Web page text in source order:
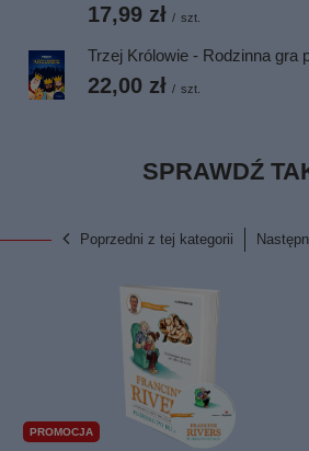
17,99 zł / szt.
Trzej Królowie - Rodzinna gra
22,00 zł / szt.
SPRAWDŹ
Poprzedni z tej kategorii
PROMOCJA